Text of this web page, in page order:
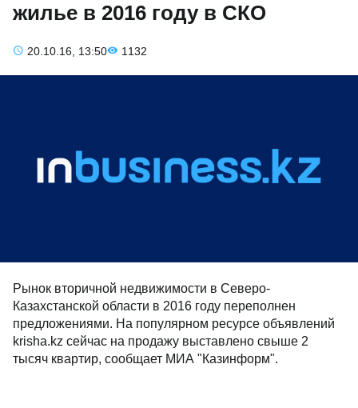
жилье в 2016 году в СКО
20.10.16, 13:50 1132
Рынок вторичной недвижимости в Северо-
Казахстанской области в 2016 году переполнен
предложениями. На популярном ресурсе объявлений
krisha.kz сейчас на продажу выставлено свыше 2
тысяч квартир, сообщает МИА "Казинформ".